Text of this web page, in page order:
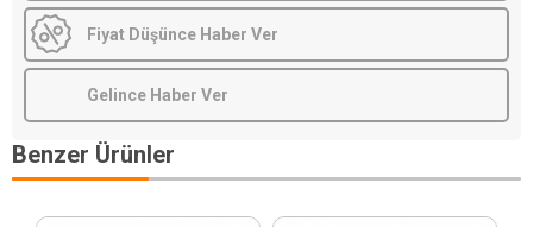
Fiyat Düşünce Haber Ver
Gelince Haber Ver
Benzer Ürünler